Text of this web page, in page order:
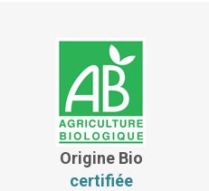
Origine Bio
certifiée